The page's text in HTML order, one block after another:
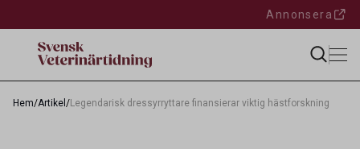
Annonsera
Hem/Artikel /Legendarisk dressyrryttare finansierar viktig hästforskning